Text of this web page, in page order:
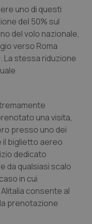
uno di questi
del 50% sul
del volo nazionale,
verso Roma
La stessa riduzione
una visita,
presso uno dei
il biglietto aereo
dedicato
da qualsiasi scalo
in cui
consente al
prenotazione